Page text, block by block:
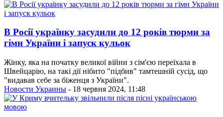
В Росії українку засудили до 12 років тюрми за
гімн України і запуск кульок
Жінку, яка на початку великої війни з сім'єю переїхала в
Швейцарію, на такі дії нібито "підбив" тамтешній сусід, що
"видавав себе за біженця з України".
Новости Украины - 18 червня 2024, 11:48